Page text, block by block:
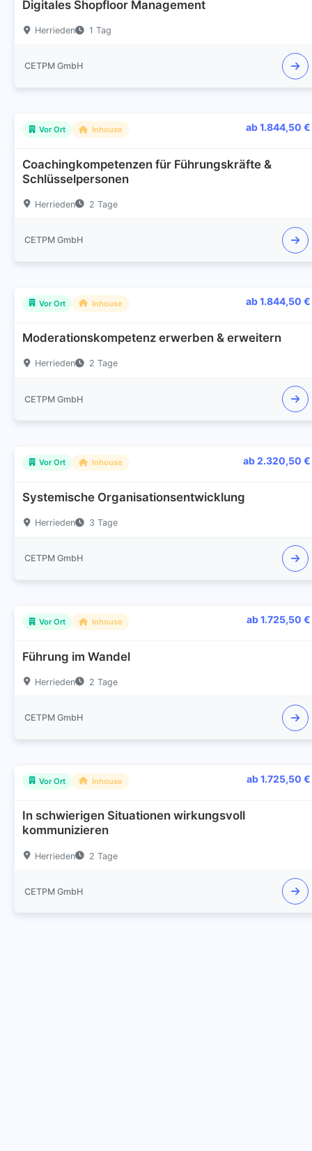
Digitales Shopfloor Management
Herrieden 1 Tag
CETPM GmbH
Vor Ort Inhouse ab 1.844,50 €
Coachingkompetenzen für Führungskräfte &
Schlüsselpersonen
Herrieden 2 Tage
CETPM GmbH
Vor Ort Inhouse ab 1.844,50 €
Moderationskompetenz erwerben & erweitern
Herrieden 2 Tage
CETPM GmbH
Vor Ort Inhouse ab 2.320,50 €
Systemische Organisationsentwicklung
Herrieden 3 Tage
CETPM GmbH
Vor Ort Inhouse ab 1.725,50 €
Führung im Wandel
Herrieden 2 Tage
CETPM GmbH
Vor Ort Inhouse ab 1.725,50 €
In schwierigen Situationen wirkungsvoll
kommunizieren
Herrieden 2 Tage
CETPM GmbH